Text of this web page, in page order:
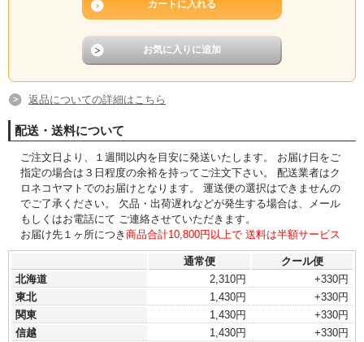
返品についての詳細はこちら
配送・送料について
ご注文日より、１週間以内を目安に発送いたします。 お届け日をご
指定の場合は３日程度の余裕を持ってご注文下さい。 配送業者はク
ロネコヤマトでのお届けとなります。 運送便の選択はできませんの
でご了承ください。 欠品・出荷遅れなどが発生する場合は、メール
もしくはお電話にて ご連絡させていただきます。
お届け先１ヶ所につき 商品合計10,800円以上で 送料は半額サービス
通常便
クール便
北海道
2,310円
+330円
東北
1,430円
+330円
関東
1,430円
+330円
信越
1,430円
+330円